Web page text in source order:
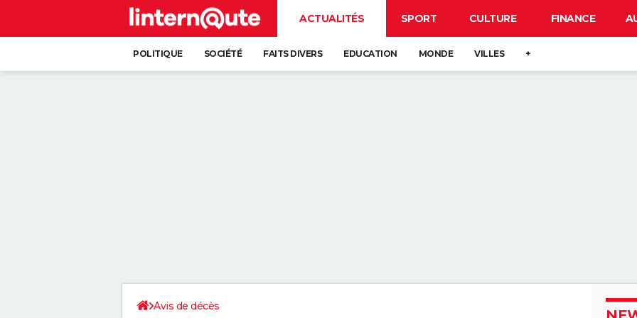
ACTUALITÉS SPORT CULTURE FINANCE
POLITIQUE SOCIÉTÉ FAITS DIVERS EDUCATION MONDE VILLES +
Avis de décès